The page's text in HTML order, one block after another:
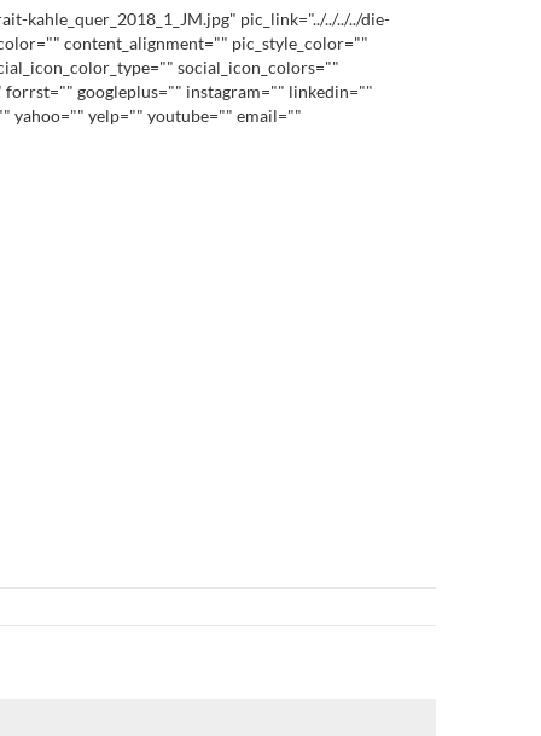
pic_link="../../../../die-
content_alignment="" pic_style_color=""
social_icon_colors=""
googleplus="" instagram="" linkedin=""
yahoo="" yelp="" youtube="" email=""